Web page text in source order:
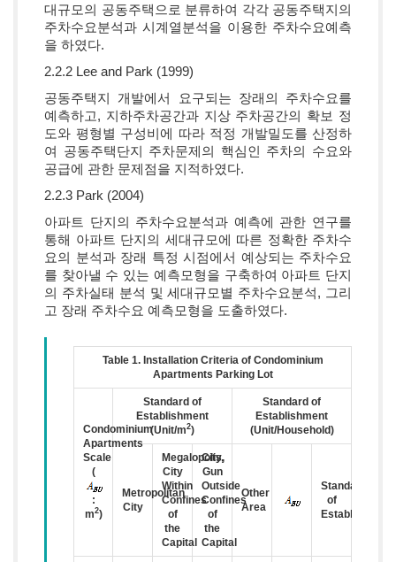
대규모의 공동주택으로 분류하여 각각 공동주택지의
주차수요분석과 시계열분석을 이용한 주차수요예측
을 하였다.
2.2.2 Lee and Park (1999)
공동주택지 개발에서 요구되는 장래의 주차수요를
예측하고, 지하주차공간과 지상 주차공간의 확보 정
도와 평형별 구성비에 따라 적정 개발밀도를 산정하
여 공동주택단지 주차문제의 핵심인 주차의 수요와
공급에 관한 문제점을 지적하였다.
2.2.3 Park (2004)
아파트 단지의 주차수요분석과 예측에 관한 연구를
통해 아파트 단지의 세대규모에 따른 정확한 주차수
요의 분석과 장래 특정 시점에서 예상되는 주차수요
를 찾아낼 수 있는 예측모형을 구축하여 아파트 단지
의 주차실태 분석 및 세대규모별 주차수요분석, 그리
고 장래 주차수요 예측모형을 도출하였다.
Table 1. Installation Criteria of Condominium
Apartments Parking Lot
Condominium
Apartments
Scale
(
:
m2)
Standard of
Establishment
(Unit/m2)
Standard of
Establishment
(Unit/Household)
Metropolitan
City
Megalopolis,
City
Within
Confines
of
the
Capital
City,
Gun
Outside
Confines
of
the
Capital
Other
Area
Standard
of
Establishment